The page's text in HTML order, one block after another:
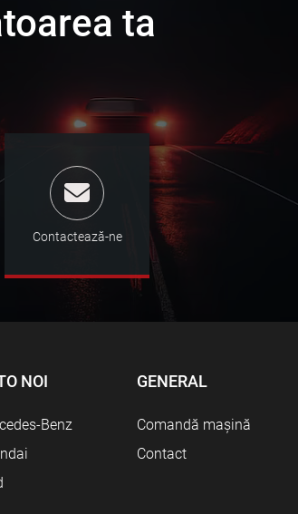
ta
Contactează-ne
NOI
Benz
GENERAL
Comandă mașină
Contact